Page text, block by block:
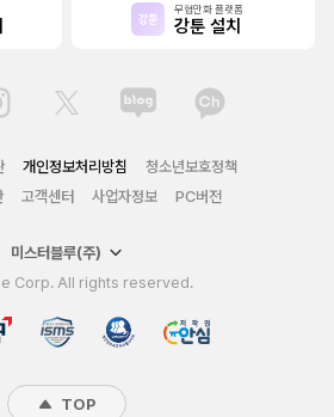
무협만화 플랫폼
강툰 설치
개인정보처리방침
청소년보호정책
고객센터 사업자정보 PC버전
미스터블루(주)
Corp. All rights reserved.
TOP